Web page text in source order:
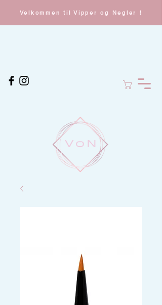
Velkommen til Vipper og Negler !